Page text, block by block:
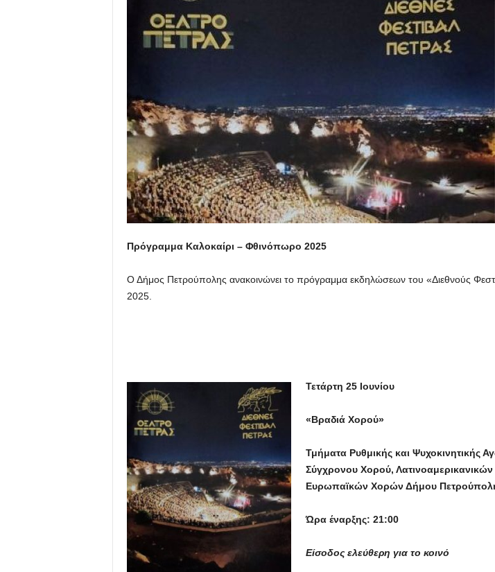
Πρόγραμμα Καλοκαίρι – Φθινόπωρο 2025
Ο Δήμος Πετρούπολης ανακοινώνει το πρόγραμμα εκδηλώσεων του «Διεθνούς
2025.
Τετάρτη 25 Ιουνίου
«Βραδιά Χορού»
Τμήματα Ρυθμικής και Ψυχοκινητικής
Σύγχρονου Χορού, Λατινοαμερικανικών
Ευρωπαϊκών Χορών Δήμου
Ώρα έναρξης: 21:00
Είσοδος ελεύθερη για το κοινό